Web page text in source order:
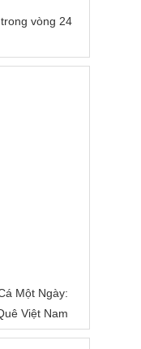
vòng 24
Một Ngày:
Việt Nam